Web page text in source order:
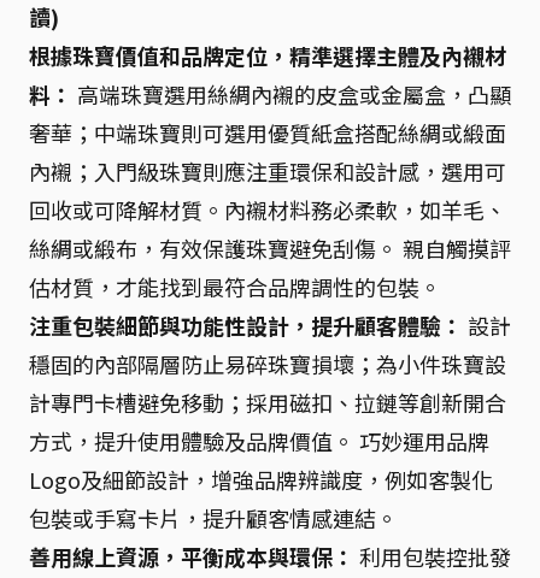
讀)
根據珠寶價值和品牌定位，精準選擇主體及內襯材
料： 高端珠寶選用絲綢內襯的皮盒或金屬盒，凸顯
奢華；中端珠寶則可選用優質紙盒搭配絲綢或緞面
內襯；入門級珠寶則應注重環保和設計感，選用可
回收或可降解材質。內襯材料務必柔軟，如羊毛、
絲綢或緞布，有效保護珠寶避免刮傷。 親自觸摸評
估材質，才能找到最符合品牌調性的包裝。
注重包裝細節與功能性設計，提升顧客體驗： 設計
穩固的內部隔層防止易碎珠寶損壞；為小件珠寶設
計專門卡槽避免移動；採用磁扣、拉鏈等創新開合
方式，提升使用體驗及品牌價值。 巧妙運用品牌
Logo及細節設計，增強品牌辨識度，例如客製化
包裝或手寫卡片，提升顧客情感連結。
善用線上資源，平衡成本與環保： 利用包裝控批發